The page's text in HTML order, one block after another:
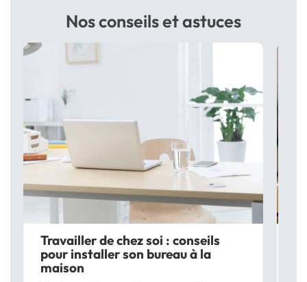
Nos conseils et astuces
Travailler de chez soi : conseils
pour installer son bureau à la
maison